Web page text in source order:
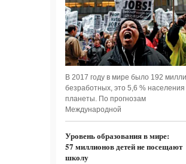
В 2017 году в мире было 192
безработных, это 5,6 % населения
планеты. По прогнозам
Международной
Уровень образования в мире:
57 миллионов детей не посещают
школу